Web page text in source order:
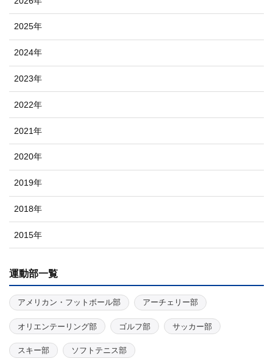
2025年
2024年
2023年
2022年
2021年
2020年
2019年
2018年
2015年
運動部一覧
アメリカン・フットボール部 アーチェリー部
オリエンテーリング部 ゴルフ部 サッカー部
スキー部 ソフトテニス部